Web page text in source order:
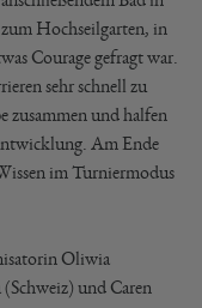
Hochseilgarten, in
Courage gefragt war.
sehr schnell zu
zusammen und halfen
Am Ende
im Turniermodus
Oliwia
und Caren